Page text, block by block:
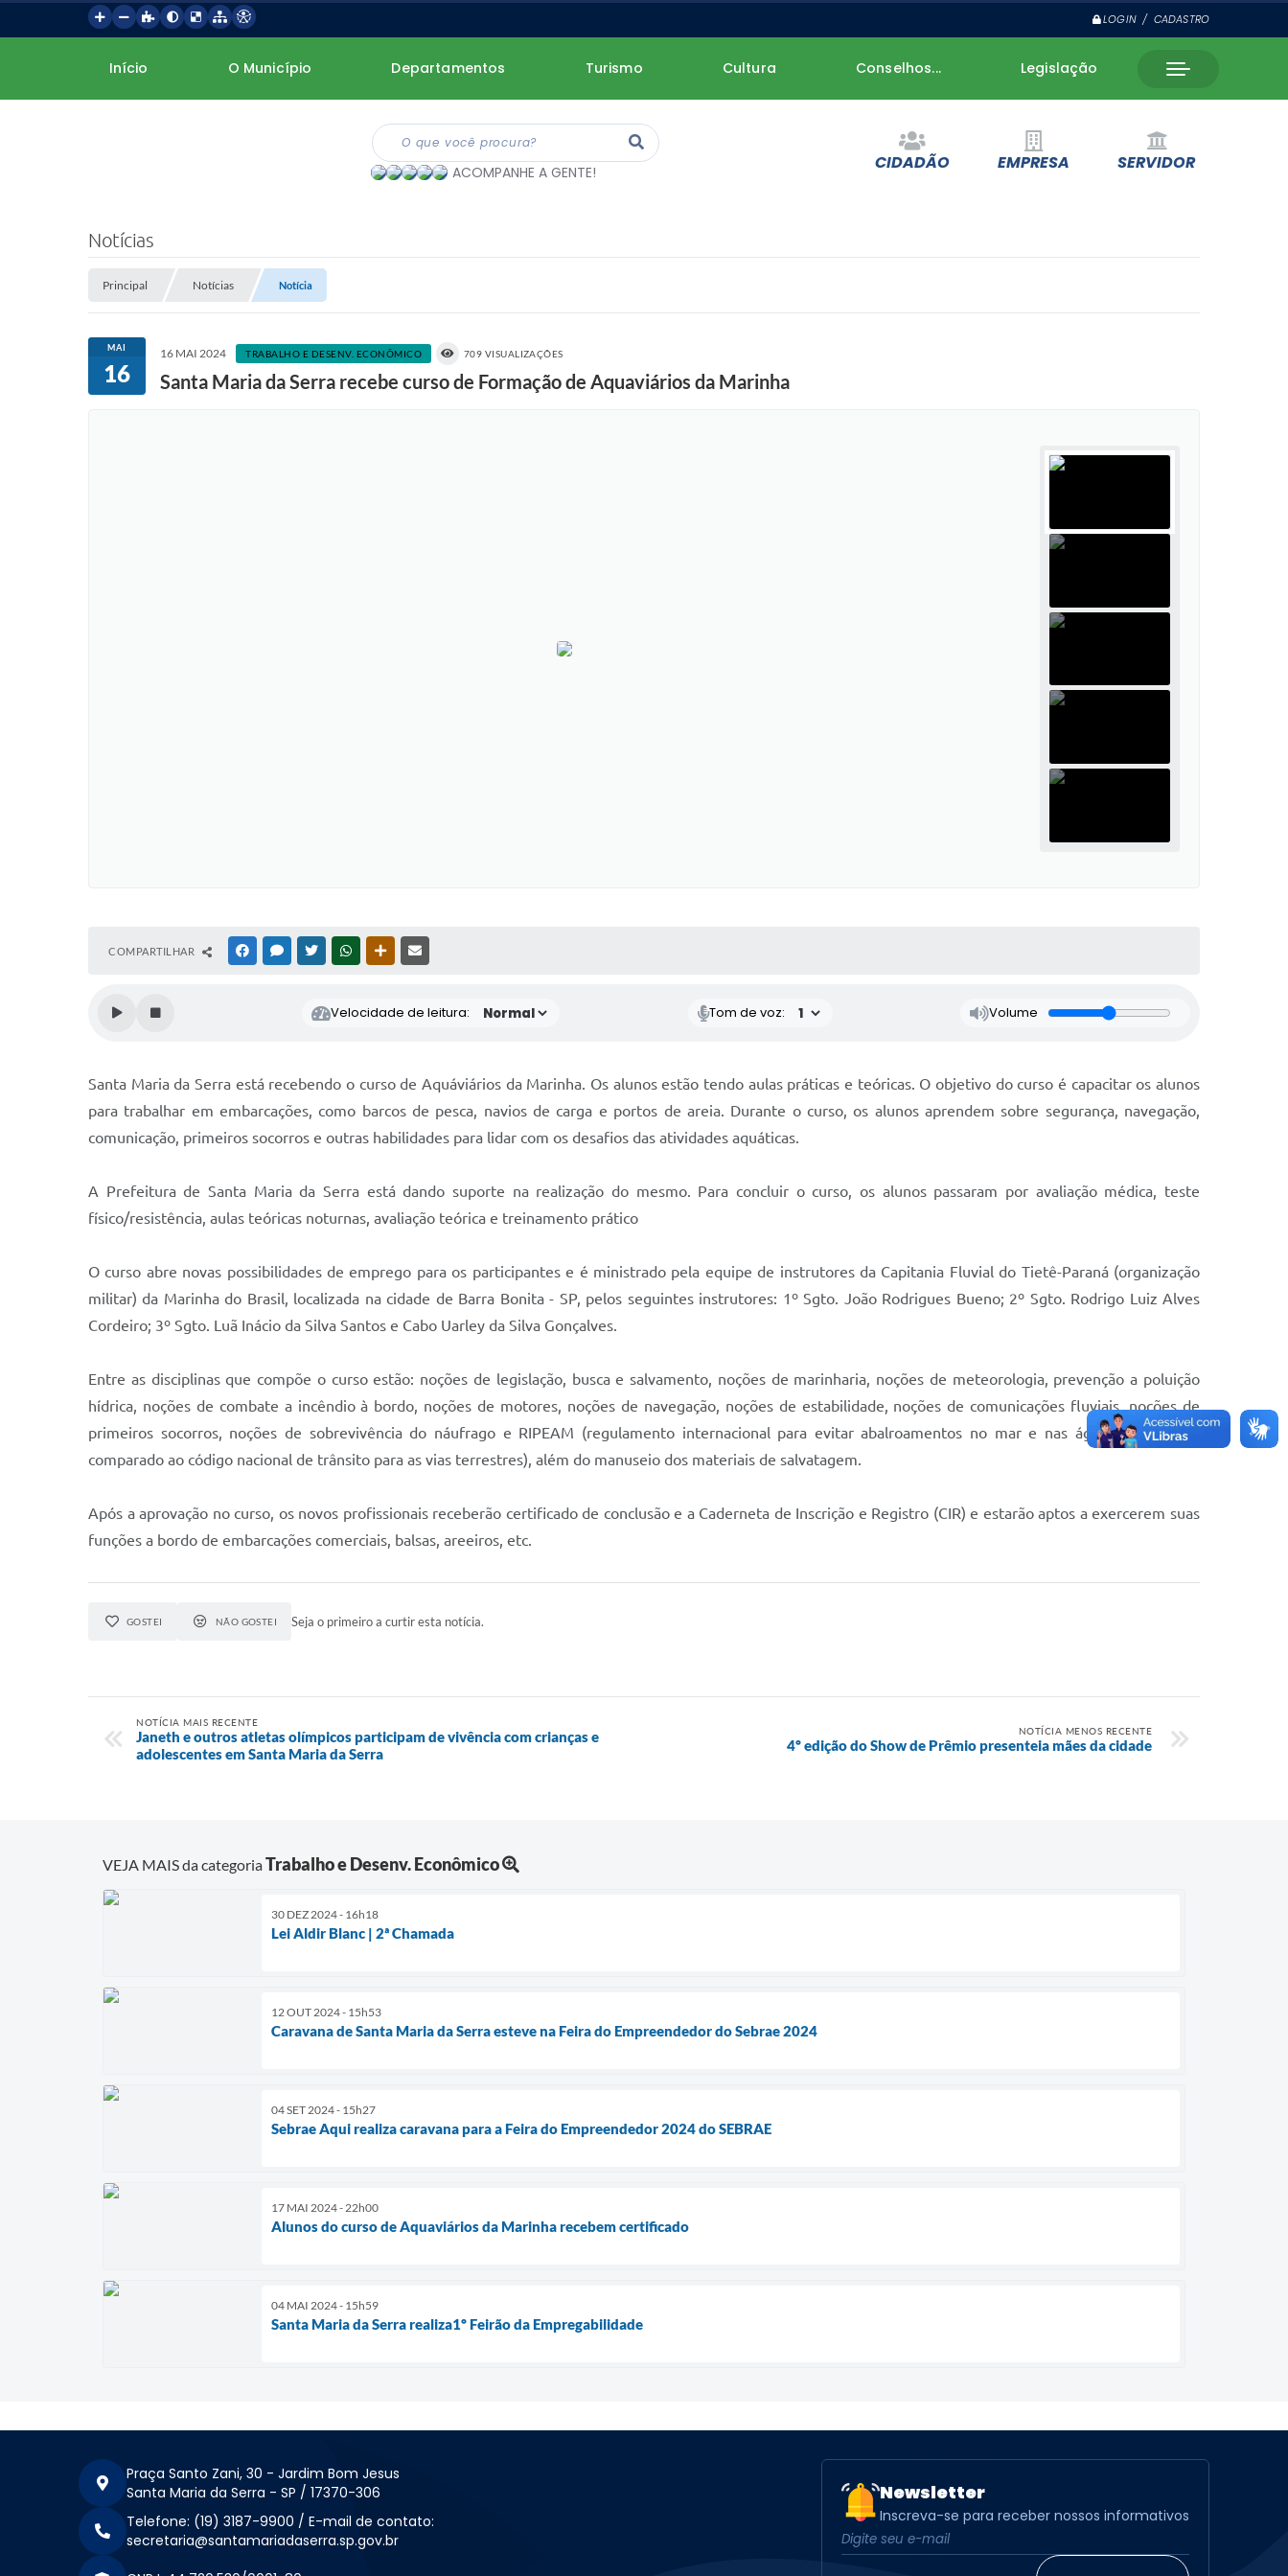
LOGIN / CADASTRO
Início O Município Departamentos Turismo Cultura Conselhos... Legislação
ACOMPANHE A GENTE! CIDADÃO EMPRESA SERVIDOR
Notícias
Principal Notícias Notícia
MAI
16
16 MAI 2024 TRABALHO E DESENV. ECONÔMICO 709 VISUALIZAÇÕES
Santa Maria da Serra recebe curso de Formação de Aquaviários da Marinha
COMPARTILHAR FACEBOOKMESSENGER
TWITTERWHATSAPPOUTRAS MÍDIAS
Velocidade de leitura: Tom de voz: Volume
Santa Maria da Serra está recebendo o curso de Aquáviários da Marinha. Os alunos estão tendo aulas práticas e teóricas. O objetivo do curso é capacitar os alunos
para trabalhar em embarcações, como barcos de pesca, navios de carga e portos de areia. Durante o curso, os alunos aprendem sobre segurança, navegação,
comunicação, primeiros socorros e outras habilidades para lidar com os desafios das atividades aquáticas.
A Prefeitura de Santa Maria da Serra está dando suporte na realização do mesmo. Para concluir o curso, os alunos passaram por avaliação médica, teste
físico/resistência, aulas teóricas noturnas, avaliação teórica e treinamento prático
O curso abre novas possibilidades de emprego para os participantes e é ministrado pela equipe de instrutores da Capitania Fluvial do Tietê-Paraná (organização
militar) da Marinha do Brasil, localizada na cidade de Barra Bonita - SP, pelos seguintes instrutores: 1º Sgto. João Rodrigues Bueno; 2º Sgto. Rodrigo Luiz Alves
Cordeiro; 3º Sgto. Luã Inácio da Silva Santos e Cabo Uarley da Silva Gonçalves.
Entre as disciplinas que compõe o curso estão: noções de legislação, busca e salvamento, noções de marinharia, noções de meteorologia, prevenção a poluição
hídrica, noções de combate a incêndio à bordo, noções de motores, noções de navegação, noções de estabilidade, noções de comunicações fluviais, noções de
primeiros socorros, noções de sobrevivência do náufrago e RIPEAM (regulamento internacional para evitar abalroamentos no mar e nas águas interiores -
comparado ao código nacional de trânsito para as vias terrestres), além do manuseio dos materiais de salvatagem.
Após a aprovação no curso, os novos profissionais receberão certificado de conclusão e a Caderneta de Inscrição e Registro (CIR) e estarão aptos a exercerem suas
funções a bordo de embarcações comerciais, balsas, areeiros, etc.
GOSTEI NÃO GOSTEI Seja o primeiro a curtir esta notícia.
NOTÍCIA MAIS RECENTE
Janeth e outros atletas olímpicos participam de vivência com crianças e
adolescentes em Santa Maria da Serra
NOTÍCIA MENOS RECENTE
4º edição do Show de Prêmio presenteia mães da cidade
VEJA MAIS da categoriaTrabalho e Desenv. Econômico
30 DEZ 2024 - 16h18
Lei Aldir Blanc | 2ª Chamada
12 OUT 2024 - 15h53
Caravana de Santa Maria da Serra esteve na Feira do Empreendedor do Sebrae 2024
04 SET 2024 - 15h27
Sebrae Aqui realiza caravana para a Feira do Empreendedor 2024 do SEBRAE
17 MAI 2024 - 22h00
Alunos do curso de Aquaviários da Marinha recebem certificado
04 MAI 2024 - 15h59
Santa Maria da Serra realiza1º Feirão da Empregabilidade
Praça Santo Zani, 30 - Jardim Bom Jesus
Santa Maria da Serra - SP / 17370-306
Telefone: (19) 3187-9900 / E-mail de contato:
secretaria@santamariadaserra.sp.gov.br
Newsletter
Inscreva-se para receber nossos informativos